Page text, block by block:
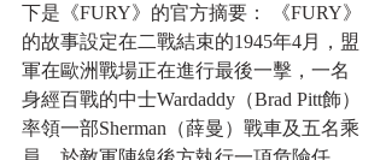
下是《FURY》的官方摘要： 《FURY》
的故事設定在二戰結束的1945年4月，盟
軍在歐洲戰場正在進行最後一擊，一名
身經百戰的中士Wardaddy（Brad Pitt飾）
率領一部Sherman（薛曼）戰車及五名乘